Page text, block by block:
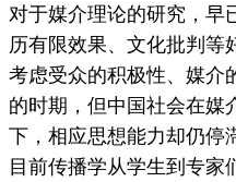
对于媒介理论的研究，早
历有限效果、文化批判等
考虑受众的积极性、媒介
的时期，但中国社会在媒
下，相应思想能力却仍
目前传播学从学生到专家